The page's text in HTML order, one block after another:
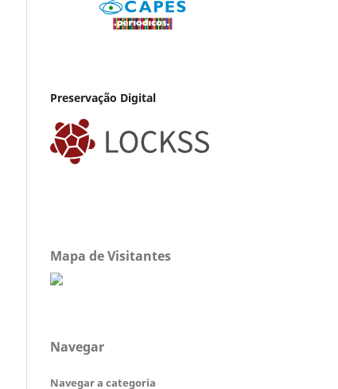
Preservação Digital
Mapa de Visitantes
Navegar
Navegar a categoria